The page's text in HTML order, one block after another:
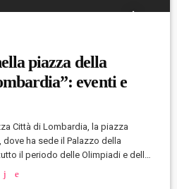
piazza della
eventi e
Città di Lombardia, la piazza
dove ha sede il Palazzo della
il periodo delle Olimpiadi e delle
Lombardia”. Un punto di
particolare un evento che entrerà a